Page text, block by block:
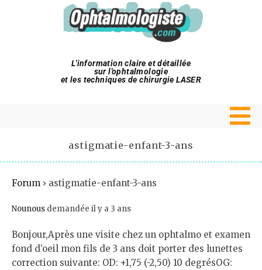
L'information claire et détaillée
sur l'ophtalmologie
et les techniques de chirurgie LASER
astigmatie-enfant-3-ans
Forum › astigmatie-enfant-3-ans
Nounous demandée il y a 3 ans
Bonjour,Après une visite chez un ophtalmo et examen
fond d’oeil mon fils de 3 ans doit porter des lunettes
correction suivante: OD: +1,75 (-2,50) 10 degrésOG: